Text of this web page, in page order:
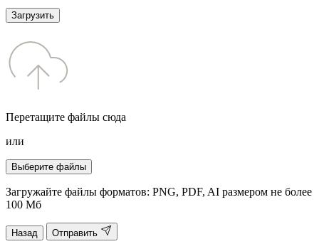
Перетащите файлы сюда
или
Выберите файлы
Загружайте файлы форматов: PNG, PDF, AI размером не более
100 Мб
Назад Отправить